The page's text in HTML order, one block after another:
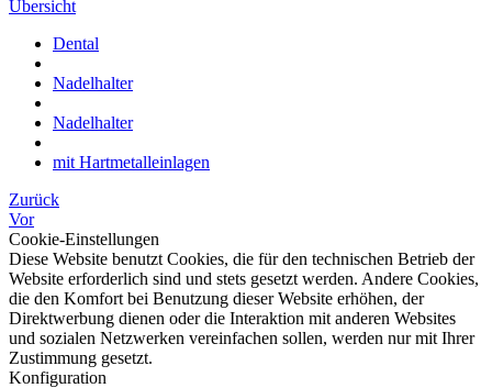
Übersicht
Dental
Nadelhalter
Nadelhalter
mit Hartmetalleinlagen
Zurück
Vor
Cookie-Einstellungen
Diese Website benutzt Cookies, die für den technischen Betrieb der
Website erforderlich sind und stets gesetzt werden. Andere Cookies,
die den Komfort bei Benutzung dieser Website erhöhen, der
Direktwerbung dienen oder die Interaktion mit anderen Websites
und sozialen Netzwerken vereinfachen sollen, werden nur mit Ihrer
Zustimmung gesetzt.
Konfiguration